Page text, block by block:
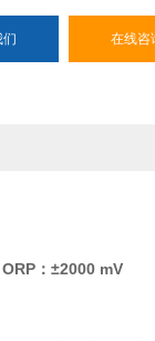
们 在线咨
ORP：±2000 mV